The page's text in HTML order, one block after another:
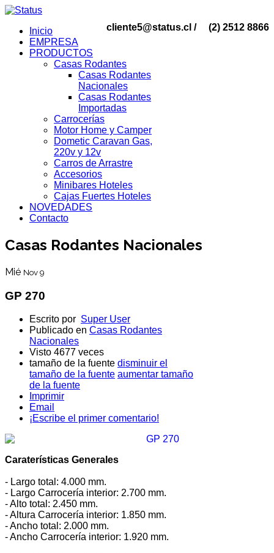
cliente5@status.cl / (2) 2512 8866
Inicio
EMPRESA
PRODUCTOS
Casas Rodantes
Casas Rodantes
Nacionales
Casas Rodantes
Importadas
Carrocerías
Motor Home y Camper
Dometic Caravan Gas,
220v y 12v
Carros de Arrastre
Accesorios
Minibares Hoteles
Cajas Fuertes Hoteles
NOVEDADES
Contacto
Casas Rodantes Nacionales
Mié Nov 9
GP 270
Escrito por Super User
Publicado en Casas Rodantes
Nacionales
Visto 4677 veces
tamaño de la fuente disminuir el
tamaño de la fuente aumentar tamaño
de la fuente
Imprimir
Email
¡Escribe el primer comentario!
Caraterísticas Generales
- Largo total: 4.000 mm.
- Largo Carrocería interior: 2.700 mm.
- Alto total: 2.450 mm.
- Altura Carrocería interior: 1.850 mm.
- Ancho total: 2.000 mm.
- Ancho Carrocería interior: 1.920 mm.